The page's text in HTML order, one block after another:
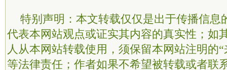
特别声明：本文转载仅仅是出于传播信息
代表本网站观点或证实其内容的真实性；如
人从本网站转载使用，须保留本网站注明的
等法律责任；作者如果不希望被转载或者联